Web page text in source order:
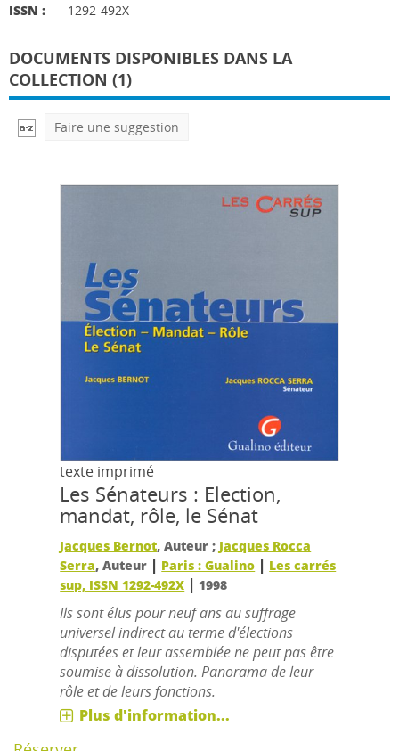
ISSN :
1292-492X
DOCUMENTS DISPONIBLES DANS LA
COLLECTION (1)
Faire une suggestion
texte imprimé
Les Sénateurs : Election,
mandat, rôle, le Sénat
Jacques Bernot, Auteur ; Jacques Rocca
Serra, Auteur | Paris : Gualino | Les carrés
sup, ISSN 1292-492X | 1998
Ils sont élus pour neuf ans au suffrage
universel indirect au terme d'élections
disputées et leur assemblée ne peut pas être
soumise à dissolution. Panorama de leur
rôle et de leurs fonctions.
Plus d'information...